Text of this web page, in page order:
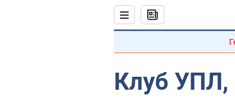
Клуб УПЛ,